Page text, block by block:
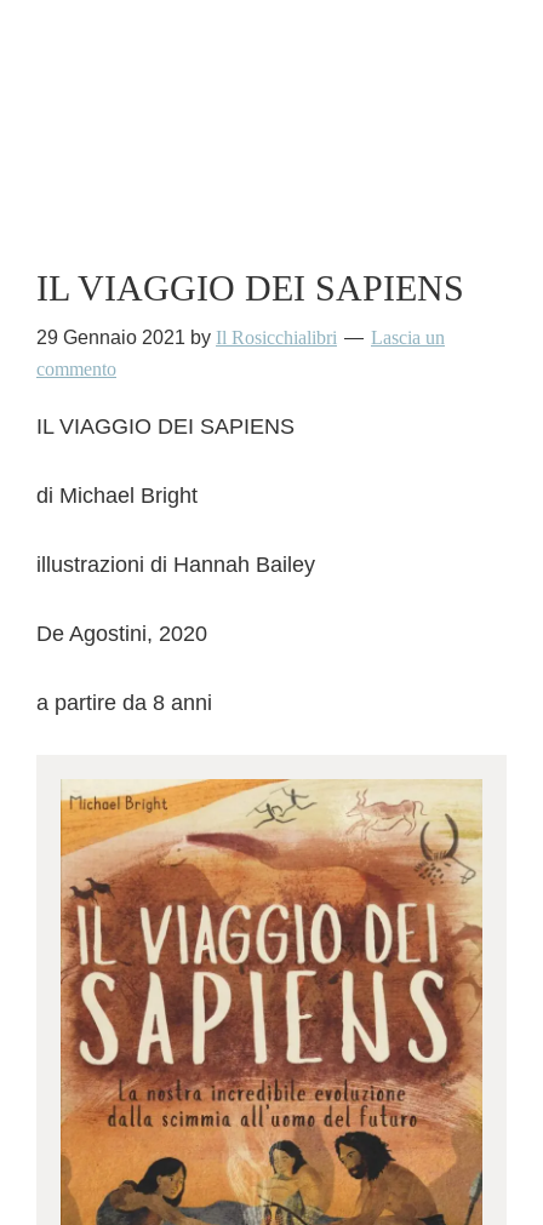
IL VIAGGIO DEI SAPIENS
29 Gennaio 2021 by Il Rosicchialibri
Lascia un
commento
IL VIAGGIO DEI SAPIENS
di Michael Bright
illustrazioni di Hannah Bailey
De Agostini, 2020
a partire da 8 anni